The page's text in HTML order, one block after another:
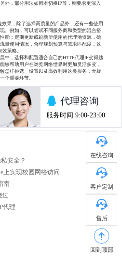
外，部分用法如脚本切换IP等，则要求更深入
果，除了选择高质量的产品外，还有一些使用
。例如，可以尝试不同服务商和类型的混合搭
能；定期更新或刷新所使用的代理池资源，确
量使用情况，合理规划预算与需求匹配度，这
策略。
中，选择和配置适合自己的HTTP代理IP变得越
够帮助用户在浏览网络世界时更加灵活多变，
怎样挑选、设置以及高效利用这类服务，无疑
个重要环节。
下一篇：
门文章
安全？
上实现校园网络访问
南
过
代理
在线咨询
客户定制
售后
回到顶部